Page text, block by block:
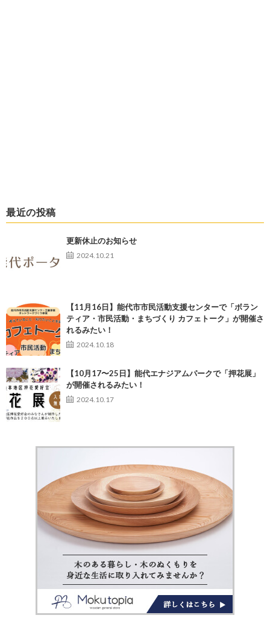
最近の投稿
更新休止のお知らせ
2024.10.21
【11月16日】能代市市民活動支援センターで「ボラン
ティア・市民活動・まちづくり カフェトーク」が開催さ
れるみたい！
2024.10.18
【10月17〜25日】能代エナジアムパークで「押花展」
が開催されるみたい！
2024.10.17